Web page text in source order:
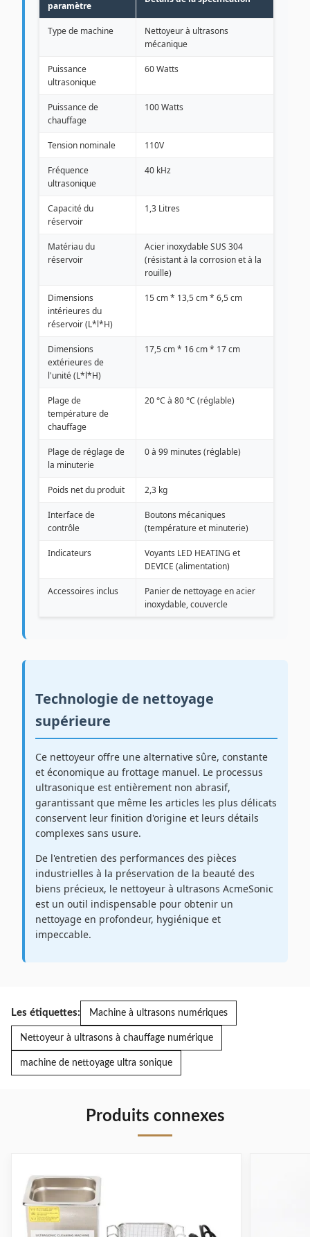
paramètre
Type de machine
Nettoyeur à ultrasons
mécanique
Puissance
ultrasonique
60 Watts
Puissance de
chauffage
100 Watts
Tension nominale 110V
Fréquence
ultrasonique
40 kHz
Capacité du
réservoir
1,3 Litres
Matériau du
réservoir
Acier inoxydable SUS 304
(résistant à la corrosion et à la
rouille)
Dimensions
intérieures du
réservoir (L*l*H)
15 cm * 13,5 cm * 6,5 cm
Dimensions
extérieures de
l'unité (L*l*H)
17,5 cm * 16 cm * 17 cm
Plage de
température de
chauffage
20 °C à 80 °C (réglable)
Plage de réglage de
la minuterie
0 à 99 minutes (réglable)
Poids net du produit 2,3 kg
Interface de
contrôle
Boutons mécaniques
(température et minuterie)
Indicateurs
Voyants LED HEATING et
DEVICE (alimentation)
Accessoires inclus
Panier de nettoyage en acier
inoxydable, couvercle
Technologie de nettoyage
supérieure
Ce nettoyeur offre une alternative sûre, constante
et économique au frottage manuel. Le processus
ultrasonique est entièrement non abrasif,
garantissant que même les articles les plus délicats
conservent leur finition d'origine et leurs détails
complexes sans usure.
De l'entretien des performances des pièces
industrielles à la préservation de la beauté des
biens précieux, le nettoyeur à ultrasons AcmeSonic
est un outil indispensable pour obtenir un
nettoyage en profondeur, hygiénique et
impeccable.
Les étiquettes: Machine à ultrasons numériques
Nettoyeur à ultrasons à chauffage numérique
machine de nettoyage ultra sonique
Produits connexes